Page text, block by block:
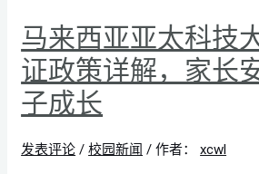
马来西亚亚太科技
证政策详解，家长
子成长
发表评论 /校园新闻 / 作者： xcwl